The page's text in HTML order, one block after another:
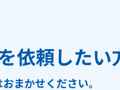
依頼したい
おまかせください。